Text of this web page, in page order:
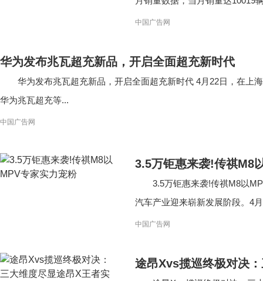
中国广告网
华为发布兆瓦超充新品，开启全面超充新时代
华为发布兆瓦超充新品，开启全面超充新时代 4月22日，在上
华为兆瓦超充等...
中国广告网
3.5万钜惠来袭!传祺M8
3.5万钜惠来袭!传祺M8以
汽车产业迎来崭新发展阶段。4
中国广告网
途昂Xvs揽巡终极对决